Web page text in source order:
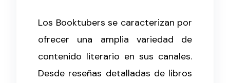
Los Booktubers se caracterizan por
ofrecer una amplia variedad de
contenido literario en sus canales.
Desde reseñas detalladas de libros